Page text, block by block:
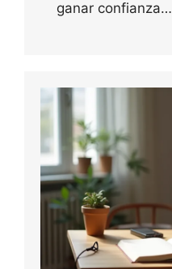
ganar confianza…